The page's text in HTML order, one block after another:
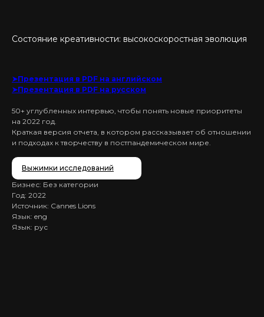
Состояние креативности: высокоскоростная эволюция
➤Презентация в PDF на английском
➤Презентация в PDF на русском
50+ углубленных интервью, чтобы понять новые приоритеты
на 2022 год.
Краткая версия отчета, в котором рассказывает об отношении
и подходах к творчеству в постпандемическом мире.
Выжимки исследований
Бизнес: Без категории
Год: 2022
Источник: Cannes Lions
Язык: eng
Язык: рус